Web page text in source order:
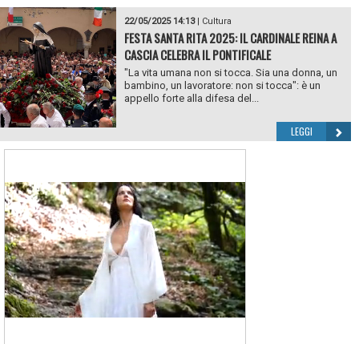
22/05/2025 14:13| Cultura
FESTA SANTA RITA 2025: IL CARDINALE REINA A
CASCIA CELEBRA IL PONTIFICALE
"La vita umana non si tocca. Sia una donna, un
bambino, un lavoratore: non si tocca": è un
appello forte alla difesa del...
LEGGI